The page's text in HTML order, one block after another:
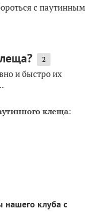
с паутинным
2
и быстро их
клеща:
нашего клуба с